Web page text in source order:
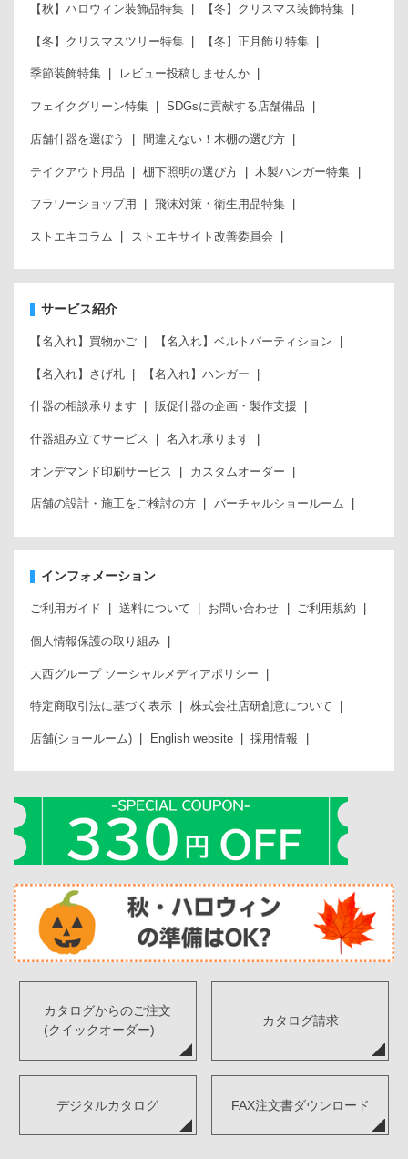
【秋】ハロウィン装飾品特集 【冬】クリスマス装飾特集
【冬】クリスマスツリー特集 【冬】正月飾り特集
季節装飾特集 レビュー投稿しませんか
フェイクグリーン特集 SDGsに貢献する店舗備品
店舗什器を選ぼう 間違えない！木棚の選び方
テイクアウト用品 棚下照明の選び方 木製ハンガー特集
フラワーショップ用 飛沫対策・衛生用品特集
ストエキコラム ストエキサイト改善委員会
サービス紹介
【名入れ】買物かご 【名入れ】ベルトパーティション
【名入れ】さげ札 【名入れ】ハンガー
什器の相談承ります 販促什器の企画・製作支援
什器組み立てサービス 名入れ承ります
オンデマンド印刷サービス カスタムオーダー
店舗の設計・施工をご検討の方 バーチャルショールーム
インフォメーション
ご利用ガイド 送料について お問い合わせ ご利用規約
個人情報保護の取り組み
大西グループ ソーシャルメディアポリシー
特定商取引法に基づく表示 株式会社店研創意について
店舗(ショールーム) English website 採用情報
カタログからのご注文
(クイックオーダー)
カタログ請求
デジタルカタログ FAX注文書ダウンロード